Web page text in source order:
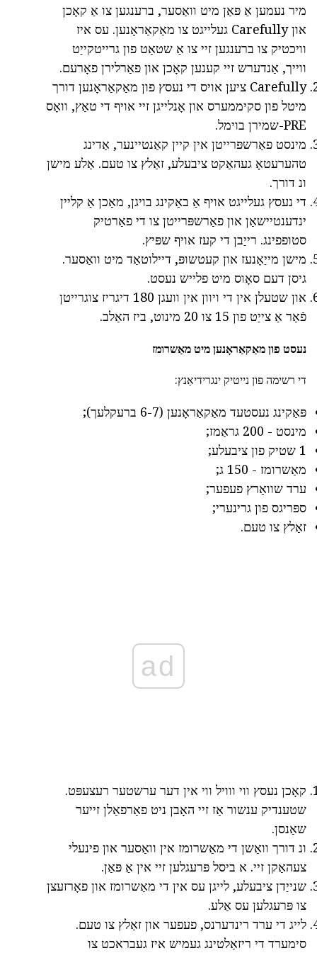
מיר נעמען אַ פּאַן מיט וואַסער, ברענגען צו אַ קאָכן
און Carefully געלייגט צו מאַקאַראָנען. עס איז
וויכטיק צו ברענגען זיי צו אַ שטאַט פון גרייטקייַט
ווייך, אַנדערש זיי קענען קאָכן און פאַרלירן פאָרעם.
Carefully ציען אויס די נעסץ פון מאַקאַראָנען דורך
מיטל פון סקיממערס און אָנלייגן זיי אויף די טאַץ, וואָס
PRE-שמירן בוימל.
מינסט פאַרשפּרייטן אין קיין קאַנטיינער, אַדינג
טהערעטאָ געהאַקט ציבעלע, זאַלץ צו טעם. אַלע מישן
ונ דורך.
די נעסץ געלייגט אויף אַ באַקינג בויגן, מאַכן אַ קליין
ינדענטיישאַן און פאַרשפּרייטן צו די פאַרטיק
סטופפינג. רייַבן די קעז אויף שפּיץ.
מישן מייַאָנעז און קעטשופּ, דיילוטאַד מיט וואַסער.
גיסן דעם סאָוס מיט פלייש נעסט.
און שטעלן אין די ויוון אין וועגן 180 דיגריז צוגרייטן
פֿאַר אַ צייַט פון 15 צו 20 מינוט, ביז האַלב.
נעסט פון מאַקאַראָנען מיט מאַשרומז
די רשימה פון נייטיק ינגרידיאַנץ:
פּאַקינג נעסטעד מאַקאַראָנען (6-7 ברעקלעך);
מינסט - 200 גראַמז;
1 שטיק פון ציבעלע;
מאַשרומז - 150 ג;
ערד שוואַרץ פעפער;
ספּריגס פון גרינערי;
זאַלץ צו טעם.
ad
קאָכן נעסץ ווי ווויל ווי אין דער ערשטער רעצעפּט.
שטענדיק ענשור אַז זיי האָבן ניט פאַרפאַלן זייער
שאַנסן.
ונ דורך וואַשן די מאַשרומז אין וואַסער און פינעלי
צעהאַקן זיי. א ביסל פּרעגלען זיי אין אַ פּאַן.
שנייַדן ציבעלע, לייגן עס אין די מאַשרומז און פאָרזעצן
צו פּרעגלען עס אַלע.
לייג די ערד רינדערנס, פעפער און זאַלץ צו טעם.
סימערד די ריזאַלטינג געמיש איז געבראכט צו